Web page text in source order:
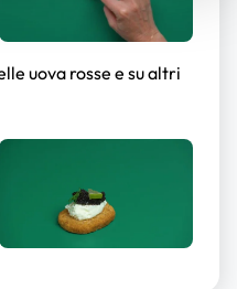
uova rosse e su altri